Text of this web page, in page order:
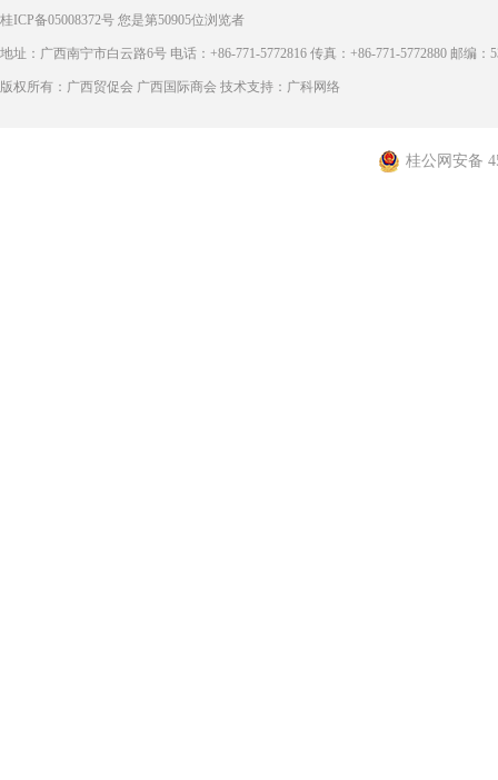
桂ICP备05008372号 您是第50905位浏览者
地址：广西南宁市白云路6号 电话：+86-771-5772816 传真：+86-771-5772880 邮编：
版权所有：广西贸促会 广西国际商会 技术支持：广科网络
桂公网安备